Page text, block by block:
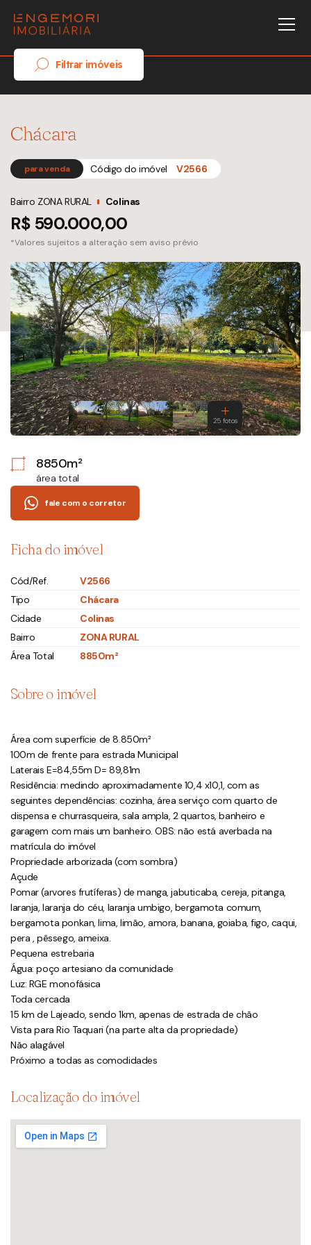
Filtrar imóveis
Chácara
para venda Código do imóvel V2566
Bairro ZONA RURAL Colinas
R$ 590.000,00
*Valores sujeitos a alteração sem aviso prévio
8850m²
área total
fale com o corretor
Ficha do imóvel
Cód/Ref.
V2566
Tipo
Chácara
Cidade
Colinas
Bairro
ZONA RURAL
Área Total
8850m²
Sobre o imóvel
Área com superfície de 8.850m²
100m de frente para estrada Municipal
Laterais E=84,55m D= 89,81m
Residência: medindo aproximadamente 10,4 x10,1, com as
seguintes dependências: cozinha, área serviço com quarto de
dispensa e churrasqueira, sala ampla, 2 quartos, banheiro e
garagem com mais um banheiro. OBS: não está averbada na
matrícula do imóvel
Propriedade arborizada (com sombra)
Açude
Pomar (arvores frutíferas) de manga, jabuticaba, cereja, pitanga,
laranja, laranja do céu, laranja umbigo, bergamota comum,
bergamota ponkan, lima, limão, amora, banana, goiaba, figo, caqui,
pera , pêssego, ameixa.
Pequena estrebaria
Água: poço artesiano da comunidade
Luz: RGE monofásica
Toda cercada
15 km de Lajeado, sendo 1km, apenas de estrada de chão
Vista para Rio Taquari (na parte alta da propriedade)
Não alagável
Próximo a todas as comodidades
Localização do imóvel